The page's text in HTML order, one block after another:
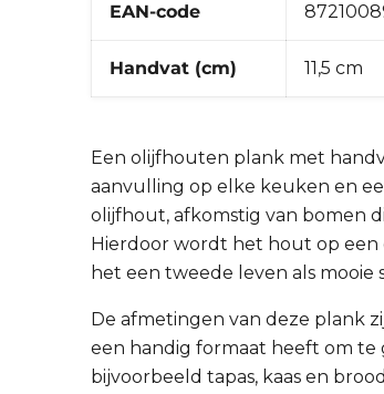
EAN-code
Handvat (cm) 11,5 cm
Een olijfhouten plank met
aanvulling op elke keuken en
olijfhout, afkomstig van bomen
Hierdoor wordt het hout op
het een tweede leven als mooie
De afmetingen van deze plank
een handig formaat heeft om te
bijvoorbeeld tapas, kaas en